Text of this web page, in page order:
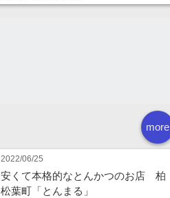
more
2022/06/25
安くて本格的なとんかつのお店 柏
松葉町「とんまる」